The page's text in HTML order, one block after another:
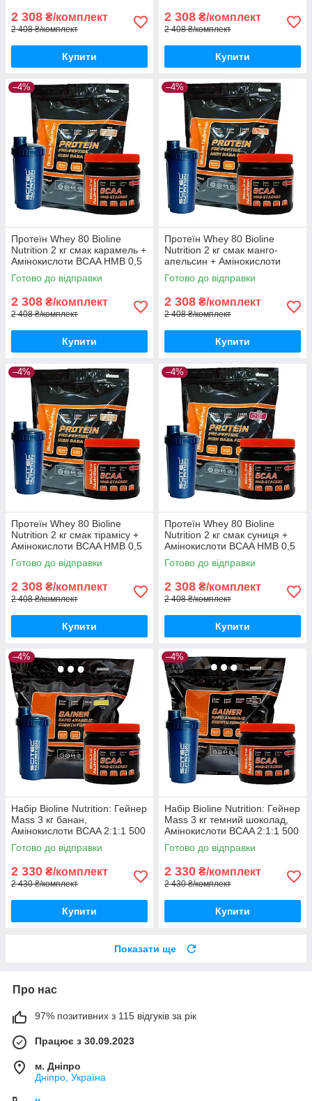
2 308 ₴/комплект
2 408 ₴/комплект
Купити
2 308 ₴/комплект
2 408 ₴/комплект
Купити
–4%
Протеїн Whey 80 Bioline
Nutrition 2 кг смак карамель +
Амінокислоти BCAA HMB 0,5
кг + шейкер
Готово до відправки
2 308 ₴/комплект
2 408 ₴/комплект
Купити
–4%
Протеїн Whey 80 Bioline
Nutrition 2 кг смак манго-
апельсин + Амінокислоти
BCAA HMB 0,5 кг + шейкер
Готово до відправки
2 308 ₴/комплект
2 408 ₴/комплект
Купити
–4%
Протеїн Whey 80 Bioline
Nutrition 2 кг смак тірамісу +
Амінокислоти BCAA HMB 0,5
кг + шейкер
Готово до відправки
2 308 ₴/комплект
2 408 ₴/комплект
Купити
–4%
Протеїн Whey 80 Bioline
Nutrition 2 кг смак суниця +
Амінокислоти BCAA HMB 0,5
кг + шейкер
Готово до відправки
2 308 ₴/комплект
2 408 ₴/комплект
Купити
–4%
Набір Bioline Nutrition: Гейнер
Mass 3 кг банан,
Амінокислоти BCAA 2:1:1 500
г, Шейкер
Готово до відправки
2 330 ₴/комплект
2 430 ₴/комплект
Купити
–4%
Набір Bioline Nutrition: Гейнер
Mass 3 кг темний шоколад,
Амінокислоти BCAA 2:1:1 500
г, Шейкер
Готово до відправки
2 330 ₴/комплект
2 430 ₴/комплект
Купити
Показати ще
Про нас
97% позитивних з 115 відгуків за рік
Працює з 30.09.2023
м. Дніпро
Дніпро, Україна